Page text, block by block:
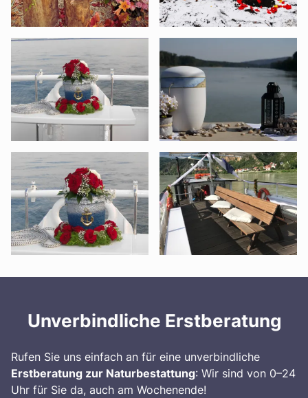
Unverbindliche Erstberatung
Rufen Sie uns einfach an für eine unverbindliche
Erstberatung zur Naturbestattung: Wir sind von 0–24
Uhr für Sie da, auch am Wochenende!